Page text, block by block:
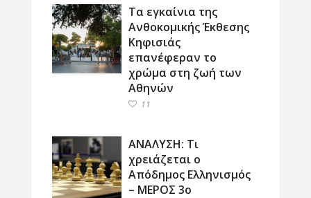
Τα εγκαίνια της
Ανθοκομικής Έκθεσης
Κηφισιάς
επανέφεραν το
χρώμα στη ζωή των
Αθηνών
11
ΑΝΑΛΥΣΗ: Τι
χρειάζεται ο
Απόδημος Ελληνισμός
– ΜΕΡΟΣ 3ο